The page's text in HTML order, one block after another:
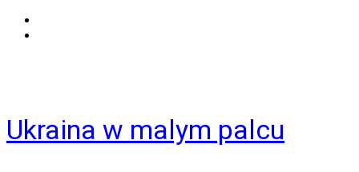
Ukraina w malym palcu